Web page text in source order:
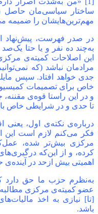
ساختار سیاسی‌مان حاصل
مهم‌ترین‌هایشان را ضمیمه
در صدر فهرست، پیش‌نهاد
به‌چند ده نفر و یا حتا
این اصلاحات کمیته‌ی
مرادمان نباشد (که
جدی خواهد افتاد. سپس
خاص برای تصمیمات
و در این راستا قوه‌ی
تا حدی و در شرایطی خاص
درباره‌ی نکته‌ی اول، یعنی
فکر می‌کنم لازم است این
مرکزی بیش‌تر شده،
کرده، و از این‌که
اهمیتی بیش ازحد در
به‌نظرم حزب ما حق دارد
عضو کمیته‌ی مرکزی مطالبه
[تا] نیازی به اخذ
باشد.